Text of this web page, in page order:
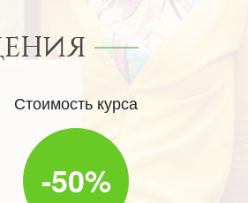
Стоимость курса
-50%